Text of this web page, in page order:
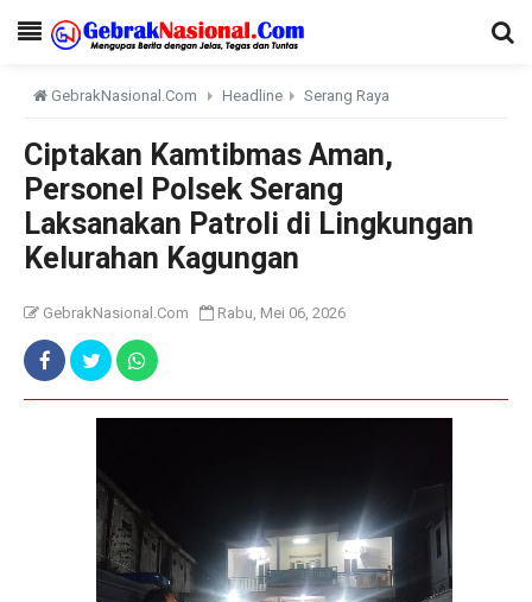
GebrakNasional.Com Headline Serang Raya
Ciptakan Kamtibmas Aman,
Personel Polsek Serang
Laksanakan Patroli di Lingkungan
Kelurahan Kagungan
GebrakNasional.Com Rabu, Mei 06, 2026